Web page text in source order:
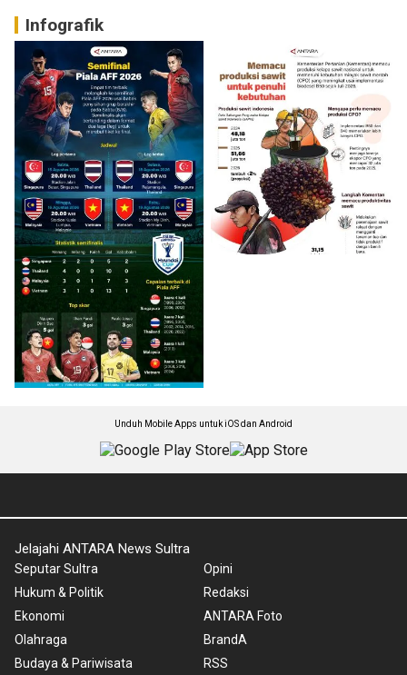
Infografik
Unduh Mobile Apps untuk iOS dan Android
Jelajahi ANTARA News Sultra
Seputar Sultra
Hukum & Politik
Ekonomi
Olahraga
Budaya & Pariwisata
Opini
Redaksi
ANTARA Foto
BrandA
RSS